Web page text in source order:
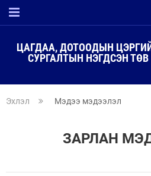
ЦАГДАА, ДОТООДЫН
СУРГАЛТЫН НЭГДСЭН ТӨВ
Эхлэл Мэдээ мэдээлэл
ЗАРЛАН